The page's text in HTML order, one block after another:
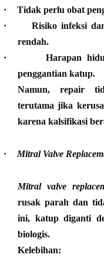
·
Tidak perlu obat
·
Risiko infeksi
rendah.
·
Harapan
penggantian katup.
Namun, repair
terutama jika
karena kalsifikasi
· Mitral Valve
Mitral valve
rusak parah dan
ini, katup diganti
biologis.
Kelebihan: